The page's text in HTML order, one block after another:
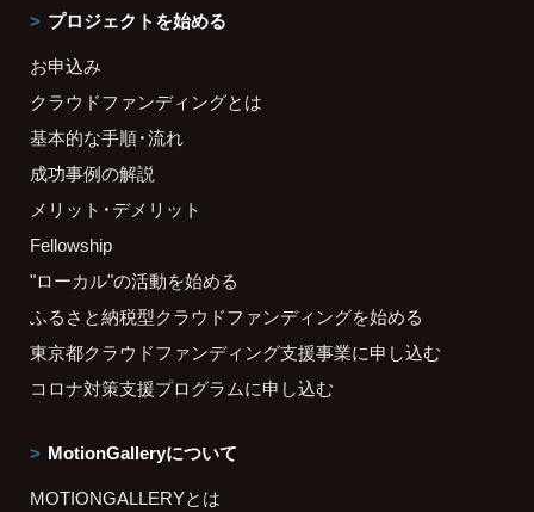
プロジェクトを始める
お申込み
クラウドファンディングとは
基本的な手順・流れ
成功事例の解説
メリット・デメリット
Fellowship
"ローカル"の活動を始める
ふるさと納税型クラウドファンディングを始める
東京都クラウドファンディング支援事業に申し込む
コロナ対策支援プログラムに申し込む
MotionGalleryについて
MOTIONGALLERYとは